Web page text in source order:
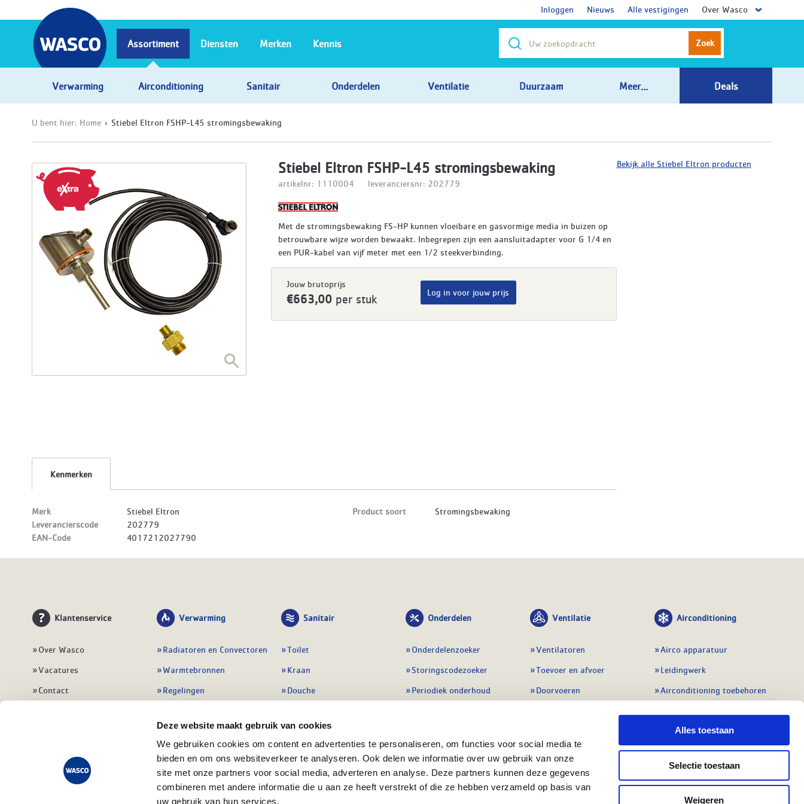
Deze website maakt gebruik van cookies
We gebruiken cookies om content en advertenties te personaliseren, om functies voor social media te
bieden en om ons websiteverkeer te analyseren. Ook delen we informatie over uw gebruik van onze
site met onze partners voor social media, adverteren en analyse. Deze partners kunnen deze gegevens
combineren met andere informatie die u aan ze heeft verstrekt of die ze hebben verzameld op basis van
uw gebruik van hun services.
Alles toestaan
Selectie toestaan
Weigeren
Inloggen Nieuws Alle vestigingen Over Wasco
Zoek
Assortiment
Verwarming Airconditioning Sanitair Onderdelen Ventilatie Duurzaam Meer... Deals
Diensten Merken Kennis
U bent hier: Home Stiebel Eltron FSHP-L45 stromingsbewaking
Stiebel Eltron FSHP-L45 stromingsbewaking
artikelnr: 1110004 leveranciersnr: 202779
Met de stromingsbewaking FS-HP kunnen vloeibare en gasvormige media in buizen op
betrouwbare wijze worden bewaakt. Inbegrepen zijn een aansluitadapter voor G 1/4 en
een PUR-kabel van vijf meter met een 1/2 steekverbinding.
Jouw brutoprijs
€663,00 per stuk
Log in voor jouw prijs
Kenmerken
Merk
Stiebel Eltron
Leverancierscode
202779
EAN-Code
4017212027790
Product soort Stromingsbewaking
Bekijk alle Stiebel Eltron producten
Klantenservice
Over Wasco
Vacatures
Contact
Veelgestelde vragen
Verwarming
Radiatoren en Convectoren
Warmtebronnen
Regelingen
Leidingwerk
Warmwatertoestellen
Alle verwarming
Sanitair
Toilet
Kraan
Douche
Badmeubel
Afvoeren
Alle sanitair
Onderdelen
Onderdelenzoeker
Storingscodezoeker
Periodiek onderhoud
Preventie & detectie
Alle onderdelen
Ventilatie
Ventilatoren
Toevoer en afvoer
Doorvoeren
Regelingen
Alle ventilatie
Airconditioning
Airco apparatuur
Leidingwerk
Airconditioning toebehoren
Service en onderhoud
Regelapparatuur
Alle koeling